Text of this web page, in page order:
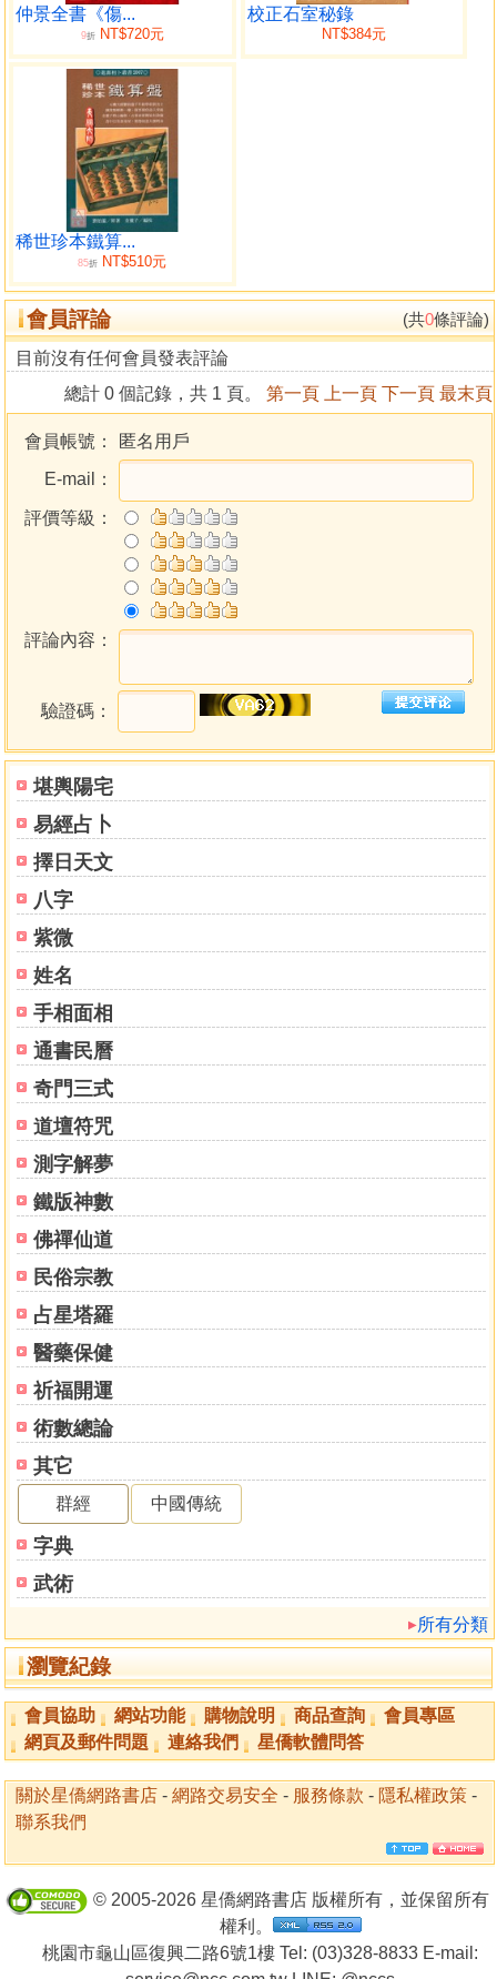
堪輿陽宅
易經占卜
擇日天文
八字
紫微
姓名
手相面相
通書民曆
奇門三式
道壇符咒
測字解夢
鐵版神數
佛禪仙道
民俗宗教
占星塔羅
醫藥保健
祈福開運
術數總論
其它
群經 中國傳統
字典
武術
所有分類
瀏覽紀錄
仲景全書《傷...
9折NT$720元
校正石室秘錄
NT$384元
稀世珍本鐵算...
85折 NT$510元
會員評論 (共0條評論)
目前沒有任何會員發表評論
總計 0 個記錄，共 1 頁。 第一頁 上一頁 下一頁 最末頁
會員帳號：
匿名用戶
E-mail：
評價等級：
評論內容：
驗證碼：
會員協助 網站功能 購物說明 商品查詢
會員專區
網頁及郵件問題
連絡我們 星僑軟體問答
關於星僑網路書店 - 網路交易安全 - 服務條款 - 隱私權政策 -
聯系我們
© 2005-2026 星僑網路書店 版權所有，並保留所有
權利。
桃園市龜山區復興二路6號1樓 Tel: (03)328-8833 E-mail: